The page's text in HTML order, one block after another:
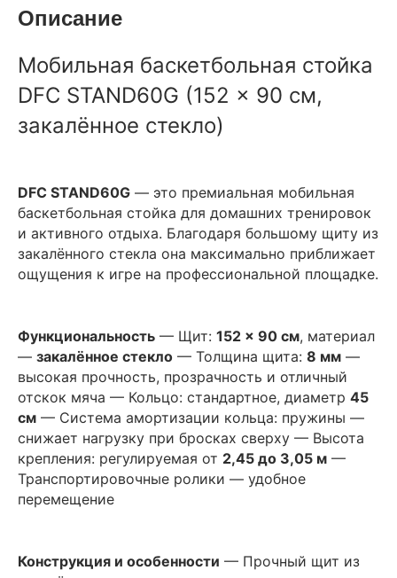
Описание
Мобильная баскетбольная стойка
DFC STAND60G (152 × 90 см,
закалённое стекло)
DFC STAND60G — это премиальная мобильная
баскетбольная стойка для домашних тренировок
и активного отдыха. Благодаря большому щиту из
закалённого стекла она максимально приближает
ощущения к игре на профессиональной площадке.
Функциональность — Щит: 152 × 90 см, материал
— закалённое стекло — Толщина щита: 8 мм —
высокая прочность, прозрачность и отличный
отскок мяча — Кольцо: стандартное, диаметр 45
см — Система амортизации кольца: пружины —
снижает нагрузку при бросках сверху — Высота
крепления: регулируемая от 2,45 до 3,05 м —
Транспортировочные ролики — удобное
перемещение
Конструкция и особенности — Прочный щит из